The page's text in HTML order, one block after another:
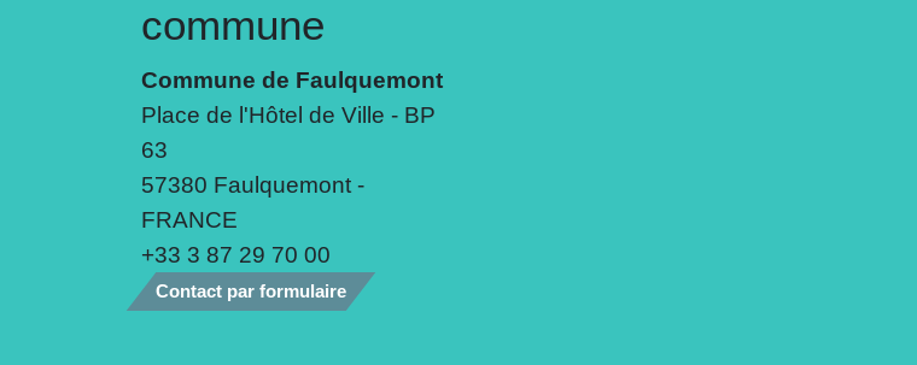
commune
Commune de Faulquemont
Place de l'Hôtel de Ville - BP
63
57380 Faulquemont -
FRANCE
+33 3 87 29 70 00
Contact par formulaire